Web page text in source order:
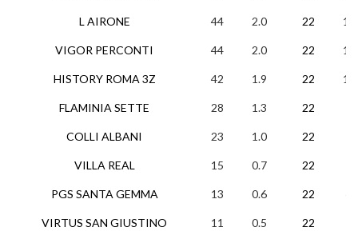
L AIRONE
VIGOR PERCONTI
HISTORY ROMA 3Z
FLAMINIA SETTE
COLLI ALBANI
VILLA REAL
PGS SANTA GEMMA
VIRTUS SAN GIUSTINO
44 2.0 22 14
44 2.0 22 14
42 1.9 22 13
28 1.3 22
23 1.0 22
15 0.7 22
13 0.6 22
11 0.5 22